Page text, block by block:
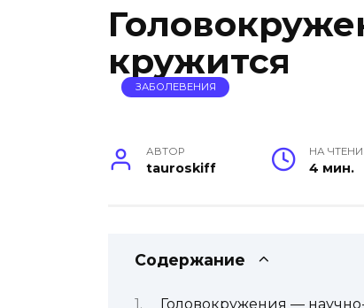
кружится
ЗАБОЛЕВЕНИЯ
АВТОР
tauroskiff
НА
4 мин.
Содержание
Головокружения —